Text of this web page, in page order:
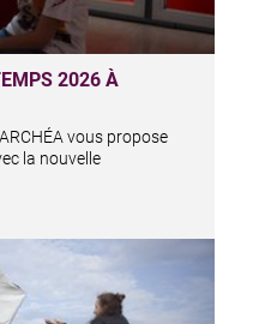
2026 À
vous propose
la nouvelle